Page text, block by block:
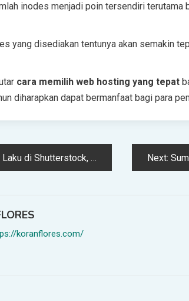
inodes menjadi poin tersendiri
yang disediakan tentunya akan semakin
cara memilih web hosting yang tepat
diharapkan dapat bermanfaat bagi para
Tips Sederhana untuk Pemula Tahun 2023 Next:
koranflores.com/